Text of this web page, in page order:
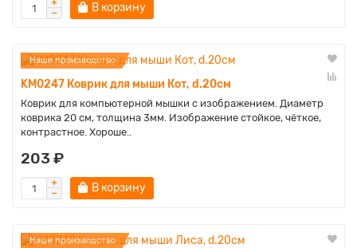
В корзину
Наше производство
KM0247 Коврик для мыши Кот, d.20см
Коврик для компьютерной мышки с изображением. Диаметр
коврика 20 см, толщина 3мм. Изображение стойкое, чёткое,
контрастное. Хороше..
203 ₽
В корзину
Наше производство